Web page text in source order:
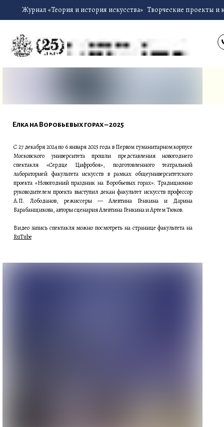
Журнал «Теория и история искусства» Творческие проекты и
С 27 декабря 2024 по 6 января 2025 года в Первом гуманитарном корпусе
Московского университета прошли представления новогоднего
спектакля «Сердце Цифробоя», подготовленного театральной
лабораторией факультета искусств в рамках общеуниверситетского
проекта «Новогодний праздник на Воробьевых горах». Традиционно
руководителем проекта выступил декан факультет искусств профессор
А.П. Лободанов, режиссеры — Алевтина Генкина и Дарина
Барабанщикова, авторы сценария Алевтина Генкина и Артем Тюков.
Видео запись спектакля можно посмотреть на странице факультета на
RuTube
Елка на Воробьевых горах – 2025